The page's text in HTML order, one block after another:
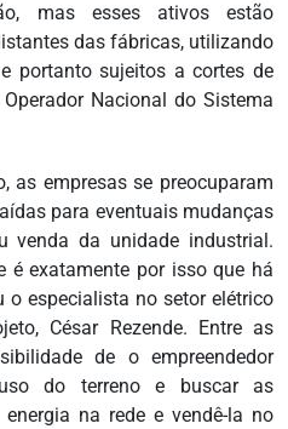
mas esses ativos estão
das fábricas, utilizando
portanto sujeitos a cortes de
Nacional do Sistema
as empresas se preocuparam
para eventuais mudanças
venda da unidade industrial.
é exatamente por isso que há
o especialista no setor elétrico
César Rezende. Entre as
de o empreendedor
do terreno e buscar as
na rede e vendê-la no